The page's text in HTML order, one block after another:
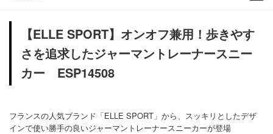
【ELLE SPORT】オンオフ兼用！歩きやす
さを追求したジャーマントレーナースニー
カー ESP14508
フランスの人気ブランド「ELLE SPORT」から、 スッキリとしたデザ
インで使い勝手の良いジャーマントレーナースニーカーが登場